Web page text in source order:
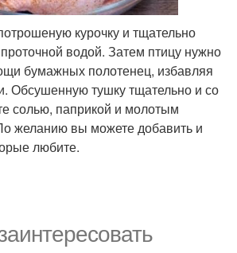
курочку и тщательно
водой. Затем птицу нужно
бумажных полотенец, избавляя
Обсушенную тушку тщательно и со
солью, паприкой и молотым
желанию вы можете добавить и
любите.